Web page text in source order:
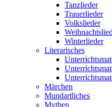
Tanzlieder
Trauerlieder
Volkslieder
Winterlieder
Literarisches
Märchen
Mundartliches
Mythen